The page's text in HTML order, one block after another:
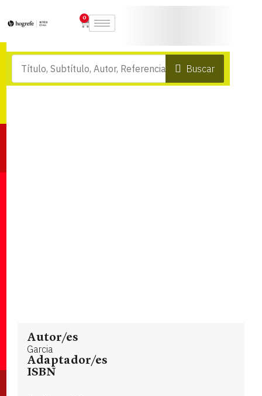
0
Buscar
Autor/es
Garcia
Adaptador/es
ISBN